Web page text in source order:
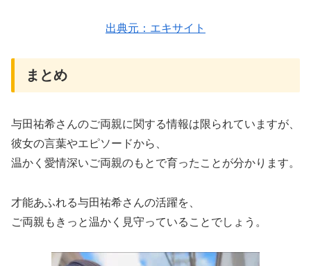
出典元：エキサイト
まとめ
与田祐希さんのご両親に関する情報は限られていますが、
彼女の言葉やエピソードから、
温かく愛情深いご両親のもとで育ったことが分かります。
才能あふれる与田祐希さんの活躍を、
ご両親もきっと温かく見守っていることでしょう。